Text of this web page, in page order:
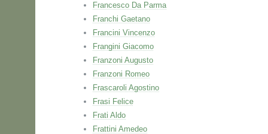
Francesco Da Parma
Franchi Gaetano
Francini Vincenzo
Frangini Giacomo
Franzoni Augusto
Franzoni Romeo
Frascaroli Agostino
Frasi Felice
Frati Aldo
Frattini Amedeo